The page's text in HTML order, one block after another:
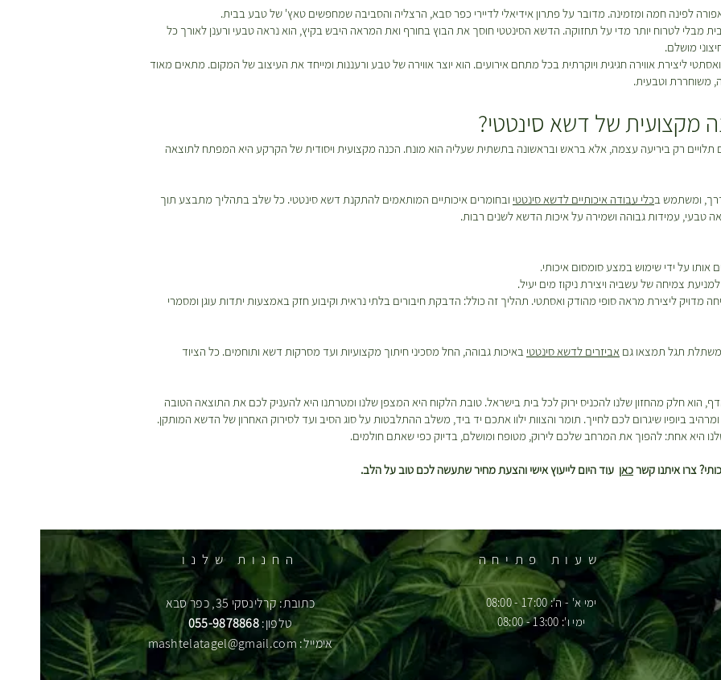
לפינה חמה ומזמינה. מדובר על פתרון אידיאלי לדיירי כפר סבא, הרצליה והסביבה שמחפשים טאץ' של טבע בבית.
מבלי לטרוח יותר מדי על תחזוקה. הדשא הסינטטי חוסך את הבוץ בחורף ואת המראה היבש בקיץ, הוא נראה טבעי ורענן לאורך כל
מושלם.
ליצירת אווירה חגיגית ויוקרתית בכל מתחם אירועים. הוא יוצר אווירה של טבע ורעננות ומייחד את העיצוב של המקום. מתאים מאוד
משוחררת וטבעית.
מקצועית של דשא סינטטי?
תלויים רק ביריעה עצמה, אלא בראש ובראשונה בתשתית שעליה הוא מונח. הכנה מקצועית ויסודית של הקרקע היא המפתח לתוצאה
דרך, ומשתמש בכלי עבודה איכותיים לדשא סינטטי ובחומרים איכותיים המותאמים להתקנת דשא סינטטי. כל שלב בתהליך מתבצע תוך
טבעי, עמידות גבוהה ושמירה על איכות הדשא לשנים רבות.
על ידי שימוש במצע סומסום איכותי.
צמיחה של עשביה ויצירת ניקוז מים יעיל.
מדויק ליצירת מראה סופי מהודק ואסתטי. תהליך זה כולל: הדבקת חיבורים בלתי נראית וקיבוע חזק באמצעות יתדות עוגן ומסמרי
תגל תמצאו גם אביזרים לדשא סינטטי באיכות גבוהה, החל מסכיני חיתוך מקצועיות ועד מסרקות דשא ותוחמים. כל הציוד
הוא חלק מהחזון שלנו להכניס ירוק לכל בית בישראל. טובת הלקוח היא המצפן שלנו ומטרתנו היא להעניק לכם את התוצאה הטובה
ביופיו שיגרום לכם לחייך. תומר והצוות ילוו אתכם יד ביד, משלב ההתלבטות על סוג הסיב ועד לסירוק האחרון של הדשא המותקן.
היא אחת: להפוך את המרחב שלכם לירוק, מטופח ומושלם, בדיוק כפי שאתם חולמים.
צרו איתנו קשרכאן עוד היום לייעוץ אישי והצעת מחיר שתעשה לכם טוב על הלב.
החנות שלנו
כתובת: קרלינסקי 35, כפר סבא
טלפון:055-9878868
אימייל: mashtelatagel@gmail.com
שעות פתיחה
ימי א' - ה': 17:00 - 08:00
ימי ו': 13:00 - 08:00